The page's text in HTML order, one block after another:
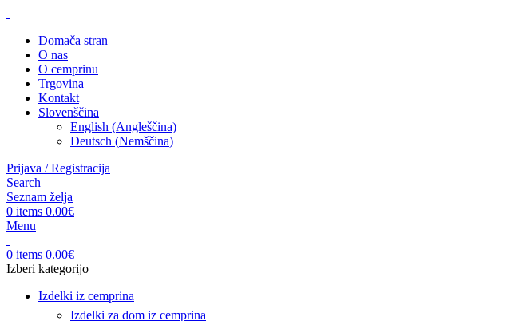
Domača stran
O nas
O cemprinu
Trgovina
Kontakt
Slovenščina
English (Angleščina)
Deutsch (Nemščina)
Prijava / Registracija
Search
Seznam želja
0 items 0.00€
Menu
0 items 0.00€
Izberi kategorijo
Izdelki iz cemprina
Izdelki za dom iz cemprina